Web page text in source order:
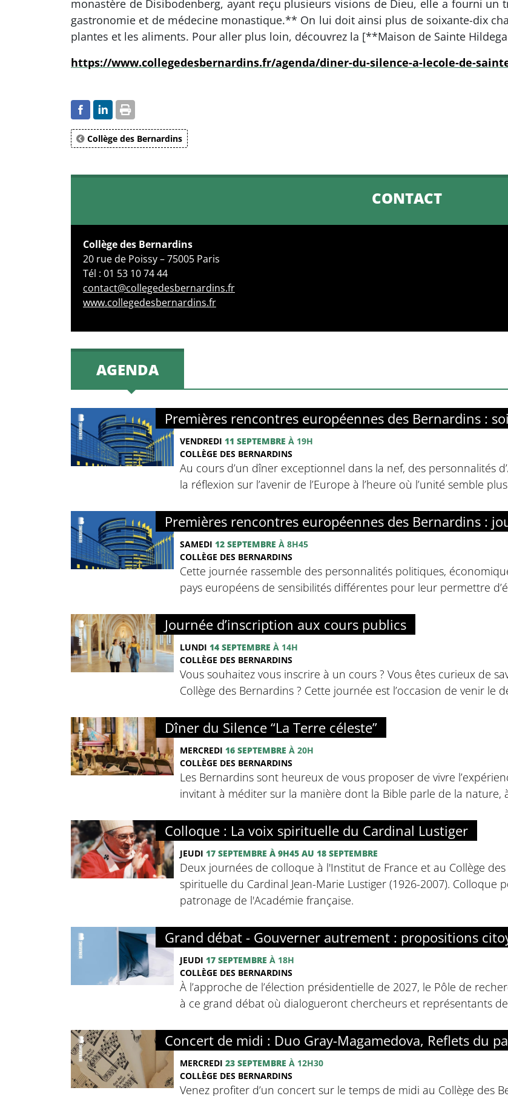
monastère de Disibodenberg, ayant reçu plusieurs visions de Dieu, elle a fourni
gastronomie et de médecine monastique.** On lui doit ainsi plus de soixante-dix
plantes et les aliments. Pour aller plus loin, découvrez la [**Maison de Sainte
https://www.collegedesbernardins.fr/agenda/diner-du-silence-a-lecole-de-
Collège des Bernardins
CONTACT
Collège des Bernardins
20 rue de Poissy – 75005 Paris
Tél : 01 53 10 74 44
contact@collegedesbernardins.fr
www.collegedesbernardins.fr
AGENDA
Premières rencontres européennes des Bernardins :
VENDREDI 11 SEPTEMBRE À 19H
COLLÈGE DES BERNARDINS
Au cours d’un dîner exceptionnel dans la nef, des personnalités
la réflexion sur l’avenir de l’Europe à l’heure où l’unité semble
Premières rencontres européennes des Bernardins :
SAMEDI 12 SEPTEMBRE À 8H45
COLLÈGE DES BERNARDINS
Cette journée rassemble des personnalités politiques,
pays européens de sensibilités différentes pour leur permettre
Journée d’inscription aux cours publics
LUNDI 14 SEPTEMBRE À 14H
COLLÈGE DES BERNARDINS
Vous souhaitez vous inscrire à un cours ? Vous êtes curieux de
Collège des Bernardins ? Cette journée est l’occasion de venir le
Dîner du Silence “La Terre céleste”
MERCREDI 16 SEPTEMBRE À 20H
COLLÈGE DES BERNARDINS
Les Bernardins sont heureux de vous proposer de vivre
invitant à méditer sur la manière dont la Bible parle de la nature,
Colloque : La voix spirituelle du Cardinal Lustiger
JEUDI 17 SEPTEMBRE À 9H45 AU 18 SEPTEMBRE
Deux journées de colloque à l'Institut de France et au Collège
spirituelle du Cardinal Jean-Marie Lustiger (1926-2007).
patronage de l'Académie française.
Grand débat - Gouverner autrement : propositions
JEUDI 17 SEPTEMBRE À 18H
COLLÈGE DES BERNARDINS
À l’approche de l’élection présidentielle de 2027, le Pôle de
à ce grand débat où dialogueront chercheurs et représentants
Concert de midi : Duo Gray-Magamedova, Reflets du
MERCREDI 23 SEPTEMBRE À 12H30
COLLÈGE DES BERNARDINS
Venez profiter d’un concert sur le temps de midi au Collège des